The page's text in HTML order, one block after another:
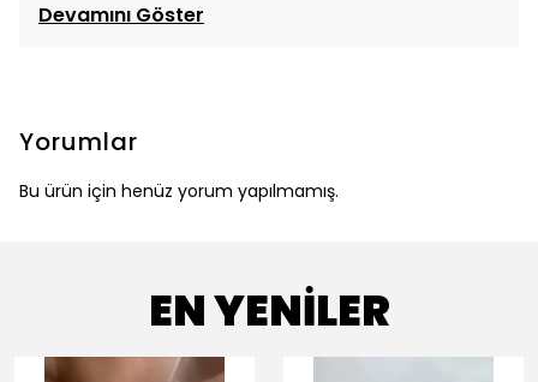
Devamını Göster
Yorumlar
Bu ürün için henüz yorum yapılmamış.
EN YENİLER